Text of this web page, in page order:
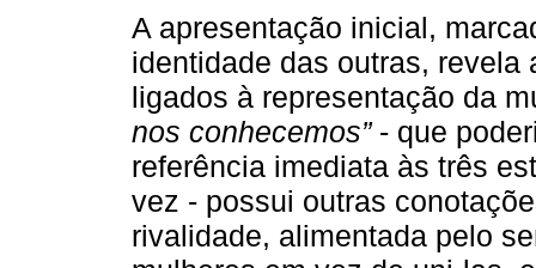
A apresentação inicial,
identidade das outras,
ligados à representação da
nos conhecemos”- que
referência imediata às três
vez - possui outras
rivalidade, alimentada pelo